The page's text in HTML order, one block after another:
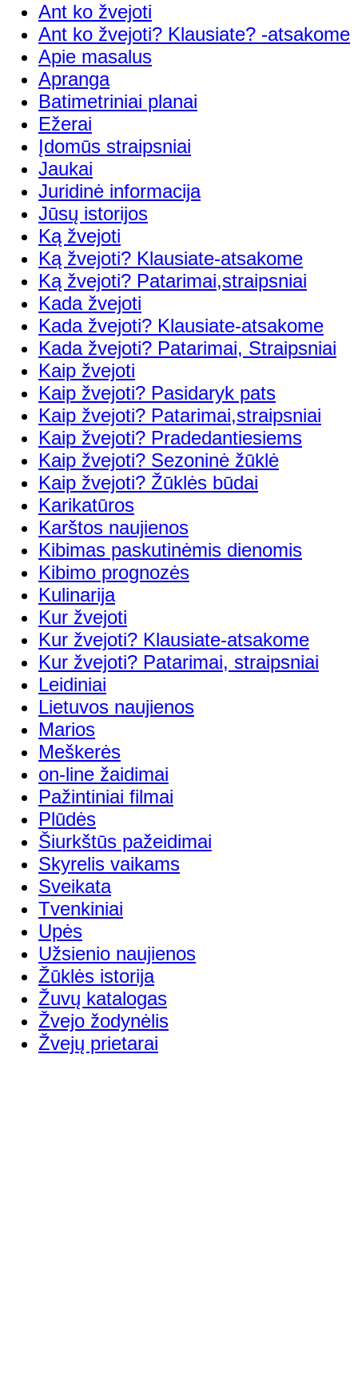
Ant ko žvejoti
Ant ko žvejoti? Klausiate? -atsakome
Apie masalus
Apranga
Batimetriniai planai
Ežerai
Įdomūs straipsniai
Jaukai
Juridinė informacija
Jūsų istorijos
Ką žvejoti
Ką žvejoti? Klausiate-atsakome
Ką žvejoti? Patarimai,straipsniai
Kada žvejoti
Kada žvejoti? Klausiate-atsakome
Kada žvejoti? Patarimai, Straipsniai
Kaip žvejoti
Kaip žvejoti? Pasidaryk pats
Kaip žvejoti? Patarimai,straipsniai
Kaip žvejoti? Pradedantiesiems
Kaip žvejoti? Sezoninė žūklė
Kaip žvejoti? Žūklės būdai
Karikatūros
Karštos naujienos
Kibimas paskutinėmis dienomis
Kibimo prognozės
Kulinarija
Kur žvejoti
Kur žvejoti? Klausiate-atsakome
Kur žvejoti? Patarimai, straipsniai
Leidiniai
Lietuvos naujienos
Marios
Meškerės
on-line žaidimai
Pažintiniai filmai
Plūdės
Šiurkštūs pažeidimai
Skyrelis vaikams
Sveikata
Tvenkiniai
Upės
Užsienio naujienos
Žūklės istorija
Žuvų katalogas
Žvejo žodynėlis
Žvejų prietarai